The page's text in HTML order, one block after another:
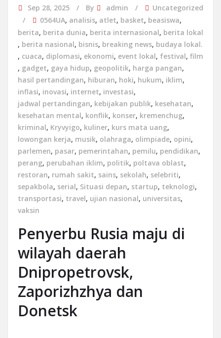
Sep 28, 2025 By admin
Uncategorized
0564UA, analisis, atlet, basket, beasiswa,
berita, berita dunia, berita internasional, berita lokal
, berita nasional, bisnis, breaking news, budaya lokal.
, cuaca, diplomasi, ekonomi, event lokal, festival, film
, gadget, gaya hidup, geopolitik, harga pangan,
hasil pertandingan, hiburan, hoki, hukum, iklim,
inflasi, inovasi, internet, investasi,
jadwal pertandingan, kebijakan publik, kesehatan,
kesehatan mental, konflik, konser, kremenchug,
kriminal, Kryvyigo, kuliner, kurs mata uang,
lowongan kerja, musik, olahraga, olimpiade, opini,
parlemen, pasar, pemerintahan, pemilu, pendidikan,
perang, perubahan iklim, politik, poltava oblast,
restoran, rumah sakit, sains, sekolah, selebriti,
sepakbola, serial, Situasi depan, startup, teknologi,
transportasi, travel, ujian nasional, universitas,
vaksin
Penyerbu Rusia maju di
wilayah daerah
Dnipropetrovsk,
Zaporizhzhya dan
Donetsk